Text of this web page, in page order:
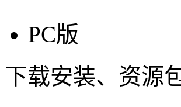
PC版
下载安装、资源